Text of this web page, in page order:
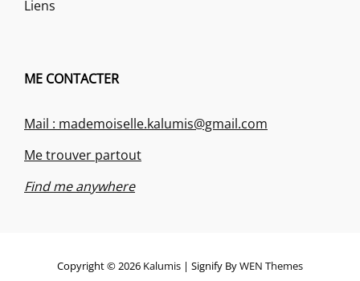
Liens
ME CONTACTER
Mail : mademoiselle.kalumis@gmail.com
Me trouver partout
Find me anywhere
Copyright © 2026 Kalumis | Signify ByWEN Themes